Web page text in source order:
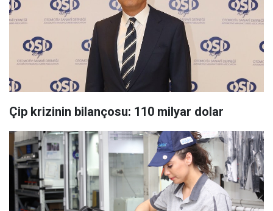
Çip krizinin bilançosu: 110 milyar dolar